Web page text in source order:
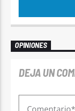
OPINIONES
DEJA UN